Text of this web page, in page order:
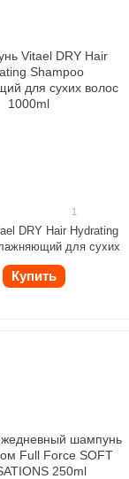
1
DRY Hair Hydrating
для сухих
Купить